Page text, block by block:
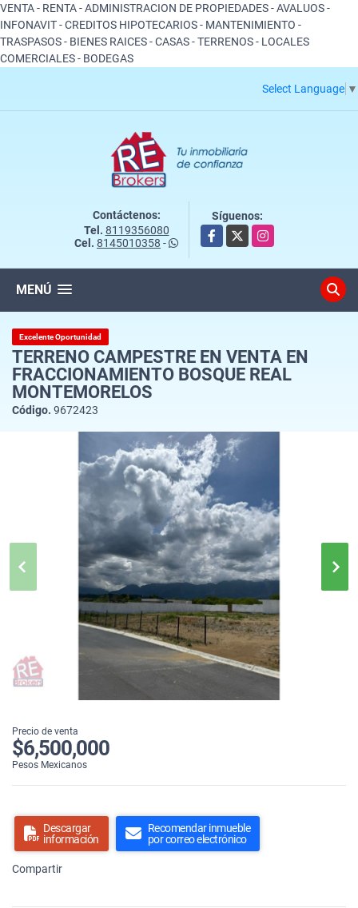
VENTA - RENTA - ADMINISTRACION DE PROPIEDADES - AVALUOS -
INFONAVIT - CREDITOS HIPOTECARIOS - MANTENIMIENTO -
TRASPASOS - BIENES RAICES - CASAS - TERRENOS - LOCALES
COMERCIALES - BODEGAS
Select Language ▼
Contáctenos:
Tel. 8119356080
Cel. 8145010358 -
Síguenos:
Facebook
X Instagram
MENÚ
Excelente Oportunidad
TERRENO CAMPESTRE EN VENTA EN
FRACCIONAMIENTO BOSQUE REAL
MONTEMORELOS
Código. 9672423
Precio de venta
$6,500,000
Pesos Mexicanos
Descargar
información
Recomendar inmueble
por correo electrónico
Compartir